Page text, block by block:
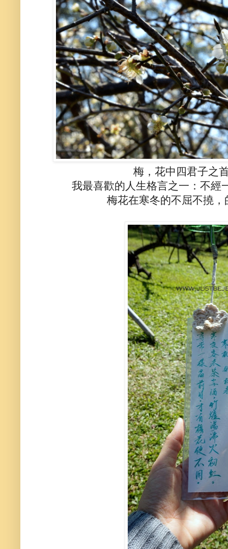
梅，花中四君子之
我最喜歡的人生格言之一：不經
梅花在寒冬的不屈不撓